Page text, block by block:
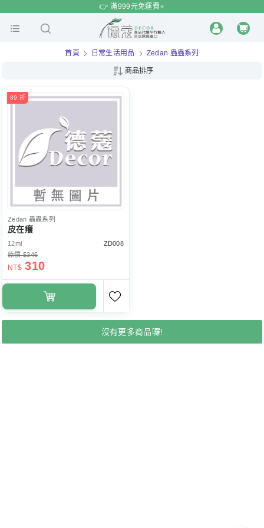
$
$
時 特賣
👉 滿999元免運費⭐️
首頁 日常生活用品 Zedan 蟲蟲系列
商品排序
89 折
Zedan 蟲蟲系列
皮在癢
12ml
ZD008
原價 $346
NT$ 310
沒有更多商品囉!